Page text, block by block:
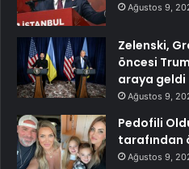
Ağustos 9,
Zelenski,
öncesi
araya geldi
Ağustos 9,
Pedofili
tarafından
Ağustos 9,